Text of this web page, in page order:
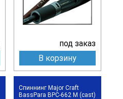
под заказ
В корзину
Спиннинг Major Craft
BassPara BPC-662 M (cast)